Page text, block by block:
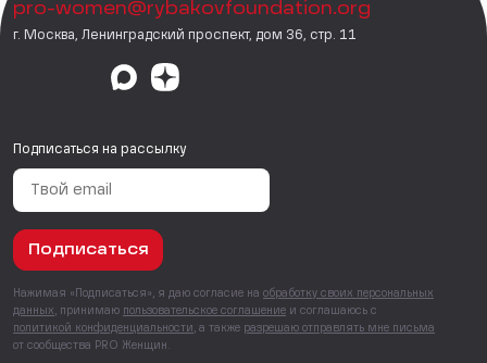
pro-women@rybakovfoundation.org
г. Москва, Ленинградский проспект, дом 36, стр. 11
Подписаться на рассылку
Подписаться
Нажимая «Подписаться», я даю согласие на обработку своих персональных
данных , принимаю пользовательское соглашение и соглашаюсь с
политикой конфиденциальности , а также разрешаю отправлять мне письма
от сообщества PRO Женщин.